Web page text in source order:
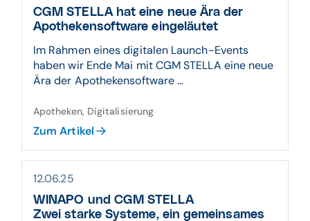
CGM STELLA hat eine neue Ära der
Apothekensoftware eingeläutet
Im Rahmen eines digitalen Launch-Events
haben wir Ende Mai mit CGM STELLA eine neue
Ära der Apothekensoftware ...
Apotheken, Digitalisierung
Zum Artikel
12.06.25
WINAPO und CGM STELLA
Zwei starke Systeme, ein gemeinsames